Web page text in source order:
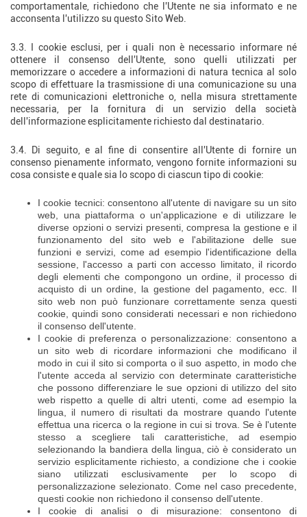
comportamentale, richiedono che l'Utente ne sia informato e ne
acconsenta l'utilizzo su questo Sito Web.
3.3. I cookie esclusi, per i quali non è necessario informare né
ottenere il consenso dell'Utente, sono quelli utilizzati per
memorizzare o accedere a informazioni di natura tecnica al solo
scopo di effettuare la trasmissione di una comunicazione su una
rete di comunicazioni elettroniche o, nella misura strettamente
necessaria, per la fornitura di un servizio della società
dell'informazione esplicitamente richiesto dal destinatario.
3.4. Di seguito, e al fine di consentire all'Utente di fornire un
consenso pienamente informato, vengono fornite informazioni su
cosa consiste e quale sia lo scopo di ciascun tipo di cookie:
I cookie tecnici: consentono all'utente di navigare su un sito
web, una piattaforma o un'applicazione e di utilizzare le
diverse opzioni o servizi presenti, compresa la gestione e il
funzionamento del sito web e l'abilitazione delle sue
funzioni e servizi, come ad esempio l'identificazione della
sessione, l'accesso a parti con accesso limitato, il ricordo
degli elementi che compongono un ordine, il processo di
acquisto di un ordine, la gestione del pagamento, ecc. Il
sito web non può funzionare correttamente senza questi
cookie, quindi sono considerati necessari e non richiedono
il consenso dell'utente.
I cookie di preferenza o personalizzazione: consentono a
un sito web di ricordare informazioni che modificano il
modo in cui il sito si comporta o il suo aspetto, in modo che
l'utente acceda al servizio con determinate caratteristiche
che possono differenziare le sue opzioni di utilizzo del sito
web rispetto a quelle di altri utenti, come ad esempio la
lingua, il numero di risultati da mostrare quando l'utente
effettua una ricerca o la regione in cui si trova. Se è l'utente
stesso a scegliere tali caratteristiche, ad esempio
selezionando la bandiera della lingua, ciò è considerato un
servizio esplicitamente richiesto, a condizione che i cookie
siano utilizzati esclusivamente per lo scopo di
personalizzazione selezionato. Come nel caso precedente,
questi cookie non richiedono il consenso dell'utente.
I cookie di analisi o di misurazione: consentono di